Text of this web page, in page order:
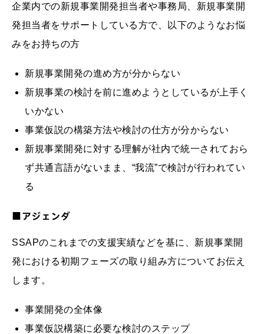
企業内での新規事業開発担当者や事務局、新規事業開
発担当者をサポートしている方で、以下のようなお悩
みをお持ちの方
新規事業開発の進め方が分からない
新規事業の検討を前に進めようとしているが上手く
いかない
事業仮説の構築方法や検討の仕方が分からない
新規事業開発に対する理解が社内で統一されておら
ず共通言語がないまま、“我流”で検討が行われてい
る
■アジェンダ
SSAPのこれまでの支援実績などを基に、新規事業開
発における初期フェーズの取り組み方についてお伝え
します。
事業開発の全体像
事業仮説構築に必要な検討のステップ